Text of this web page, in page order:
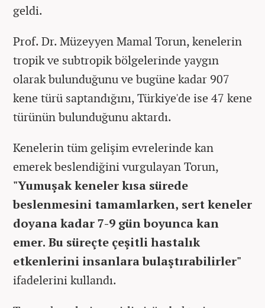
geldi.
Prof. Dr. Müzeyyen Mamal Torun, kenelerin
tropik ve subtropik bölgelerinde yaygın
olarak bulunduğunu ve bugüne kadar 907
kene türü saptandığını, Türkiye'de ise 47 kene
türünün bulunduğunu aktardı.
Kenelerin tüm gelişim evrelerinde kan
emerek beslendiğini vurgulayan Torun,
"Yumuşak keneler kısa sürede
beslenmesini tamamlarken, sert keneler
doyana kadar 7-9 gün boyunca kan
emer. Bu süreçte çeşitli hastalık
etkenlerini insanlara bulaştırabilirler"
ifadelerini kullandı.